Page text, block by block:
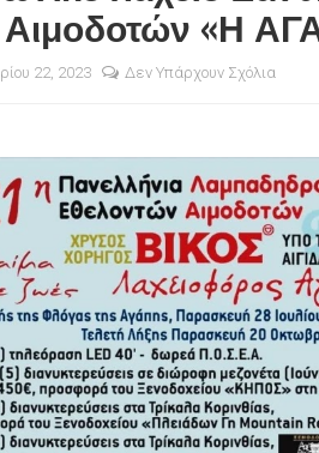
«Η
22, 2023 Δεν Υπάρχουν Σχόλια